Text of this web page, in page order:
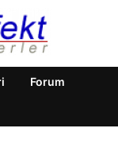
Forum